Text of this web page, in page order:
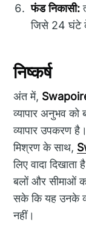
फंड निकासी:
जिसे 24 घंटे के
निष्कर्ष
अंत में,
व्यापार अनुभव को
व्यापार उपकरण
मिश्रण के साथ,
लिए वादा
बलों और सीमाओं
सके कि यह उनके
नहीं।